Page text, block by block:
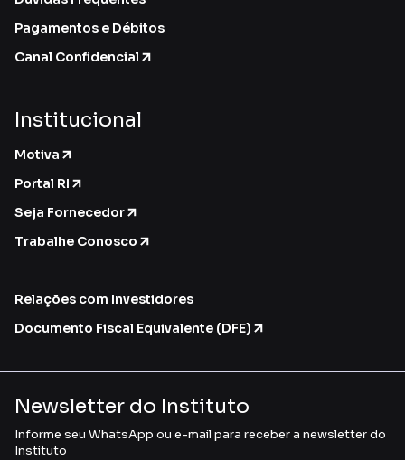
Pagamentos e Débitos
Canal Confidencial
Institucional
Motiva
Portal RI
Seja Fornecedor
Trabalhe Conosco
Relações com Investidores
Documento Fiscal Equivalente (DFE)
Newsletter do Instituto
Informe seu WhatsApp ou e-mail para receber a newsletter do
Instituto